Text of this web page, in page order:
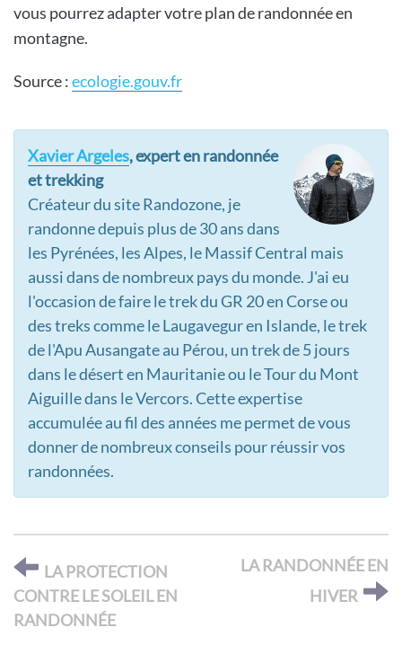
vous pourrez adapter votre plan de randonnée en
montagne.
Source :ecologie.gouv.fr
Xavier Argeles, expert en randonnée
et trekking
Créateur du site Randozone, je
randonne depuis plus de 30 ans dans
les Pyrénées, les Alpes, le Massif Central mais
aussi dans de nombreux pays du monde. J'ai eu
l'occasion de faire le trek du GR 20 en Corse ou
des treks comme le Laugavegur en Islande, le trek
de l'Apu Ausangate au Pérou, un trek de 5 jours
dans le désert en Mauritanie ou le Tour du Mont
Aiguille dans le Vercors. Cette expertise
accumulée au fil des années me permet de vous
donner de nombreux conseils pour réussir vos
randonnées.
LA PROTECTION
CONTRE LE SOLEIL EN
RANDONNÉE
LA RANDONNÉE EN
HIVER